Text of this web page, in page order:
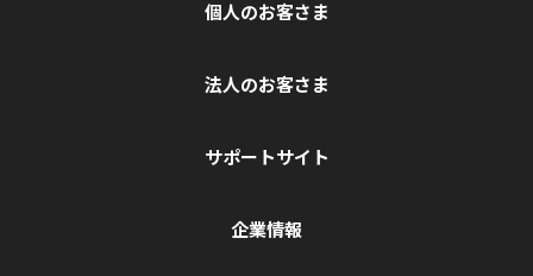
個人のお客さま
法人のお客さま
サポートサイト
企業情報